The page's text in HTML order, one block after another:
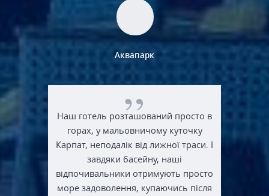
Аквапарк
Наш готель розташований просто в
горах, у мальовничому куточку
Карпат, неподалік від лижної траси. І
завдяки басейну, наші
відпочивальники отримують просто
море задоволення, купаючись після